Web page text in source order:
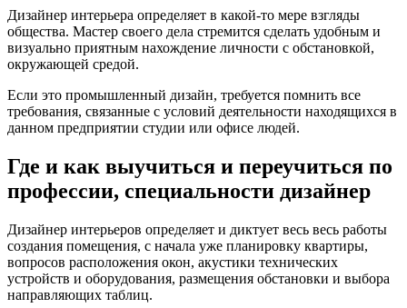
Дизайнер интерьера определяет в какой-то мере взгляды
общества. Мастер своего дела стремится сделать удобным и
визуально приятным нахождение личности с обстановкой,
окружающей средой.
Если это промышленный дизайн, требуется помнить все
требования, связанные с условий деятельности находящихся в
данном предприятии студии или офисе людей.
Где и как выучиться и переучиться по
профессии, специальности дизайнер
Дизайнер интерьеров определяет и диктует весь весь работы
создания помещения, с начала уже планировку квартиры,
вопросов расположения окон, акустики технических
устройств и оборудования, размещения обстановки и выбора
направляющих таблиц.